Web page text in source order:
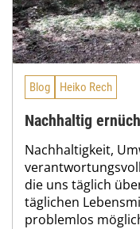
Blog Heiko Rech
Nachhaltig
Nachhaltigkeit,
die uns täglich
täglichen
problemlos